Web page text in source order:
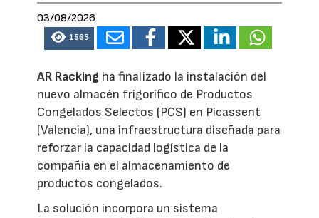
03/08/2026
1563
AR Racking ha finalizado la instalación del
nuevo almacén frigorífico de Productos
Congelados Selectos (PCS) en Picassent
(Valencia), una infraestructura diseñada para
reforzar la capacidad logística de la
compañía en el almacenamiento de
productos congelados.
La solución incorpora un sistema